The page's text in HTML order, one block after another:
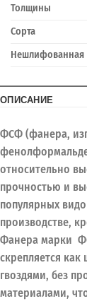
Толщины
Сорта
Нешлифованная
ОПИСАНИЕ
ФСФ (фанера,
относительно
прочностью и
популярных
производстве,
Фанера марки
скрепляется
гвоздями, без
материалами,